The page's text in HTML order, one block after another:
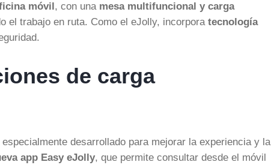
móvil, con una mesa multifuncional y carga
el trabajo en ruta. Como el eJolly, incorpora tecnología
de carga
desarrollado para mejorar la experiencia y la
app Easy eJolly, que permite consultar desde el móvil